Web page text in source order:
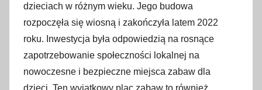
l
i
k
o
w
a
dzieciach w różnym wieku. Jego budowa
rozpoczęła się wiosną i zakończyła latem 2022
roku. Inwestycja była odpowiedzią na rosnące
zapotrzebowanie społeczności lokalnej na
nowoczesne i bezpieczne miejsca zabaw dla
dzieci. Ten wyjątkowy plac zabaw to również